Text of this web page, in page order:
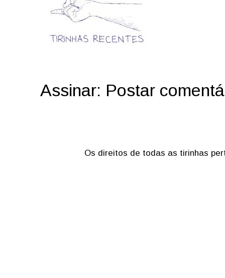
Assinar: Postar
Os direitos de todas as tirinhas